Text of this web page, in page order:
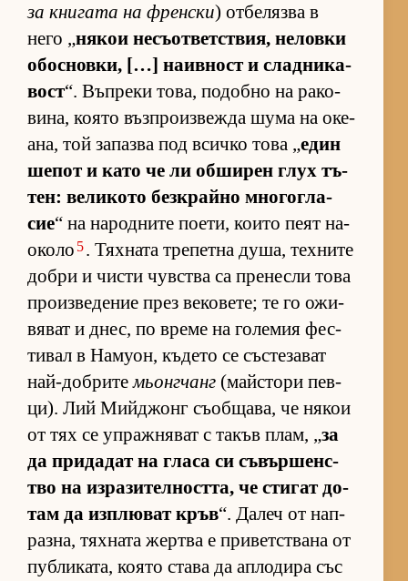
за кни­гата на френ­ски) от­бе­лязва в
него „ня­кои не­съ­от­вет­с­твия, не­ловки
обос­нов­ки, […] на­ив­ност и слад­ни­ка­
вост“. Въп­реки то­ва, по­добно на ра­ко­
ви­на, ко­ято въз­п­ро­из­вежда шума на оке­
а­на, той за­пазва под всичко това „един
ше­пот и като че ли об­ши­рен глух тъ­
тен: ве­ли­кото без­к­райно мно­гог­ла­
сие“ на на­род­ните по­е­ти, ко­ито пеят на­
о­коло 5. Тях­ната тре­петна ду­ша, тех­ните
добри и чисти чув­с­тва са пре­несли това
про­из­ве­де­ние през ве­ко­ве­те; те го ожи­
вя­ват и днес, по време на го­ле­мия фес­
ти­вал в На­му­он, къ­дето се със­те­за­ват
най-доб­ритемьонгчанг (майс­тори пев­
ци). Лий Мий­джонг съ­об­ща­ва, че ня­кои
от тях се уп­раж­ня­ват с та­къв плам, „за
да при­да­дат на гласа си съ­вър­шен­с­
тво на из­ра­зи­тел­ност­та, че сти­гат до­
там да из­п­лю­ват кръв“. Да­леч от нап­
раз­на, тях­ната жер­тва е при­вет­с­твана от
пуб­ли­ка­та, ко­ято става да ап­ло­дира със